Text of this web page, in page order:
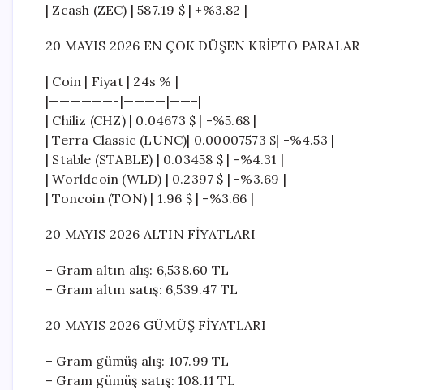
| Zcash (ZEC) | 587.19 $ | +%3.82 |
20 MAYIS 2026 EN ÇOK DÜŞEN KRİPTO PARALAR
| Coin | Fiyat | 24s % |
|——————-|————|——–|
| Chiliz (CHZ) | 0.04673 $ | -%5.68 |
| Terra Classic (LUNC)| 0.00007573 $| -%4.53 |
| Stable (STABLE) | 0.03458 $ | -%4.31 |
| Worldcoin (WLD) | 0.2397 $ | -%3.69 |
| Toncoin (TON) | 1.96 $ | -%3.66 |
20 MAYIS 2026 ALTIN FİYATLARI
– Gram altın alış: 6,538.60 TL
– Gram altın satış: 6,539.47 TL
20 MAYIS 2026 GÜMÜŞ FİYATLARI
– Gram gümüş alış: 107.99 TL
– Gram gümüş satış: 108.11 TL